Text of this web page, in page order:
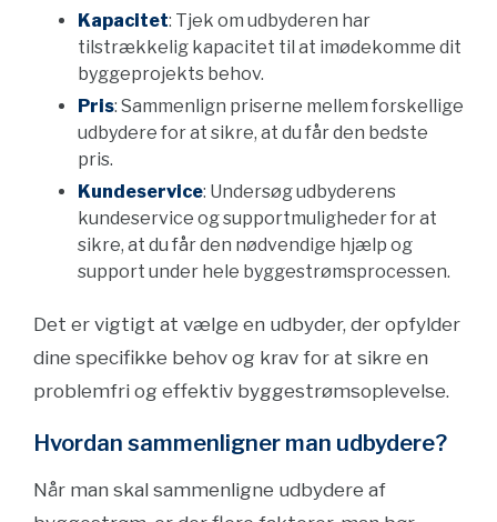
Kapacitet: Tjek om udbyderen har
tilstrækkelig kapacitet til at imødekomme dit
byggeprojekts behov.
Pris: Sammenlign priserne mellem forskellige
udbydere for at sikre, at du får den bedste
pris.
Kundeservice: Undersøg udbyderens
kundeservice og supportmuligheder for at
sikre, at du får den nødvendige hjælp og
support under hele byggestrømsprocessen.
Det er vigtigt at vælge en udbyder, der opfylder
dine specifikke behov og krav for at sikre en
problemfri og effektiv byggestrømsoplevelse.
Hvordan sammenligner man udbydere?
Når man skal sammenligne udbydere af